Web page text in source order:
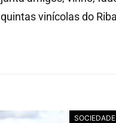
quintas vinícolas do
SOCIEDADE